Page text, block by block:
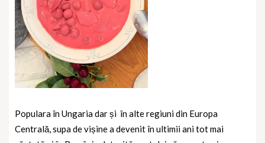
Populara în Ungaria dar și în alte regiuni din Europa
Centrală, supa de vișine a devenit în ultimii ani tot mai